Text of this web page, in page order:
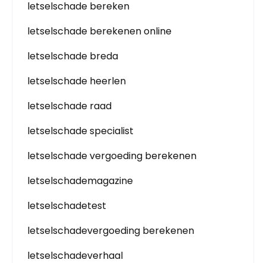
letselschade bereken
letselschade berekenen online
letselschade breda
letselschade heerlen
letselschade raad
letselschade specialist
letselschade vergoeding berekenen
letselschademagazine
letselschadetest
letselschadevergoeding berekenen
letselschadeverhaal